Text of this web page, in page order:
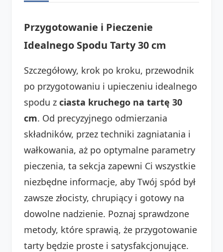
Przygotowanie i Pieczenie
Idealnego Spodu Tarty 30 cm
Szczegółowy, krok po kroku, przewodnik
po przygotowaniu i upieczeniu idealnego
spodu z ciasta kruchego na tartę 30
cm. Od precyzyjnego odmierzania
składników, przez techniki zagniatania i
wałkowania, aż po optymalne parametry
pieczenia, ta sekcja zapewni Ci wszystkie
niezbędne informacje, aby Twój spód był
zawsze złocisty, chrupiący i gotowy na
dowolne nadzienie. Poznaj sprawdzone
metody, które sprawią, że przygotowanie
tarty będzie proste i satysfakcjonujące.